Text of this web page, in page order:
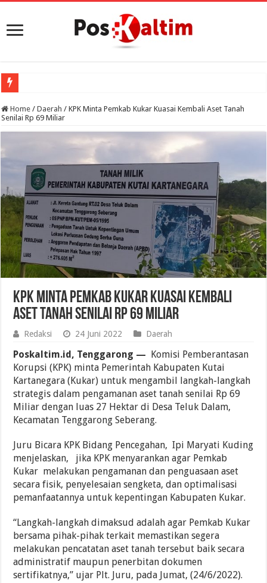
Home / Daerah / KPK Minta Pemkab Kukar Kuasai Kembali Aset Tanah
Senilai Rp 69 Miliar
KPK Minta Pemkab Kukar Kuasai Kembali
Aset Tanah Senilai Rp 69 Miliar
Redaksi 24 Juni 2022 Daerah
Poskaltim.id, Tenggarong — Komisi Pemberantasan
Korupsi (KPK) minta Pemerintah Kabupaten Kutai
Kartanegara (Kukar) untuk mengambil langkah-langkah
strategis dalam pengamanan aset tanah senilai Rp 69
Miliar dengan luas 27 Hektar di Desa Teluk Dalam,
Kecamatan Tenggarong Seberang.
Juru Bicara KPK Bidang Pencegahan, Ipi Maryati Kuding
menjelaskan, jika KPK menyarankan agar Pemkab
Kukar melakukan pengamanan dan penguasaan aset
secara fisik, penyelesaian sengketa, dan optimalisasi
pemanfaatannya untuk kepentingan Kabupaten Kukar.
“Langkah-langkah dimaksud adalah agar Pemkab Kukar
bersama pihak-pihak terkait memastikan segera
melakukan pencatatan aset tanah tersebut baik secara
administratif maupun penerbitan dokumen
sertifikatnya,” ujar Plt. Juru, pada Jumat, (24/6/2022).